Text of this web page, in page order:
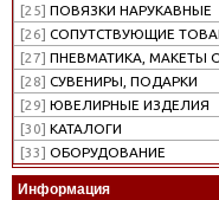
[25] ПОВЯЗКИ НАРУКАВНЫЕ
[26] СОПУТСТВУЮЩИЕ
[27] ПНЕВМАТИКА, МАКЕТЫ
[28] СУВЕНИРЫ, ПОДАРКИ
[29] ЮВЕЛИРНЫЕ ИЗДЕЛИЯ
[30] КАТАЛОГИ
[33] ОБОРУДОВАНИЕ
Информация